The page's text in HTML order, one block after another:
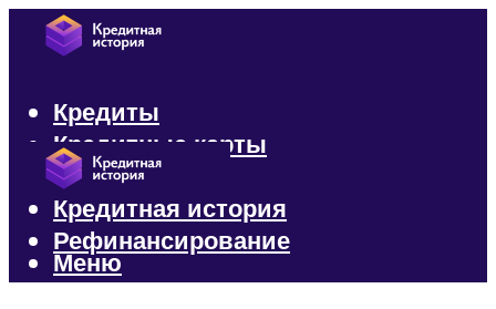
Кредиты
Кредитные карты
Микрозаймы
Кредитная история
Рефинансирование
Меню